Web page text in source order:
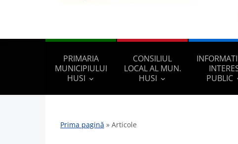
PRIMARIA
MUNICIPIULUI
HUSI
CONSILIUL
LOCAL AL MUN.
HUSI
PUBLIC
Prima pagină » Articole